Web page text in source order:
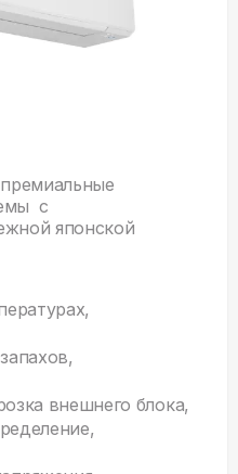
с
японской
внешнего блока,